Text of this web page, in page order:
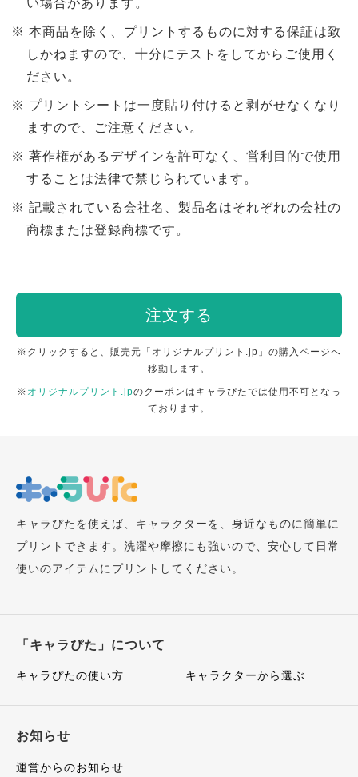
い場合があります。
本商品を除く、プリントするものに対する保証は致
しかねますので、十分にテストをしてからご使用く
ださい。
プリントシートは一度貼り付けると剥がせなくなり
ますので、ご注意ください。
著作権があるデザインを許可なく、営利目的で使用
することは法律で禁じられています。
記載されている会社名、製品名はそれぞれの会社の
商標または登録商標です。
注文する
※クリックすると、販売元「オリジナルプリント.jp」の購入ページへ
移動します。
※ オリジナルプリント.jpのクーポンはキャラぴたでは使用不可となっ
ております。
キャラぴたを使えば、キャラクターを、身近なものに簡単に
プリントできます。洗濯や摩擦にも強いので、安心して日常
使いのアイテムにプリントしてください。
「キャラぴた」について
キャラぴたの使い方 キャラクターから選ぶ
お知らせ
運営からのお知らせ